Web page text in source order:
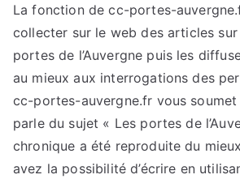
La fonction de cc-portes-
collecter sur le web des articles
portes de l’Auvergne puis les
au mieux aux interrogations des
cc-portes-auvergne.fr vous
parle du sujet « Les portes de
chronique a été reproduite du
avez la possibilité d’écrire en